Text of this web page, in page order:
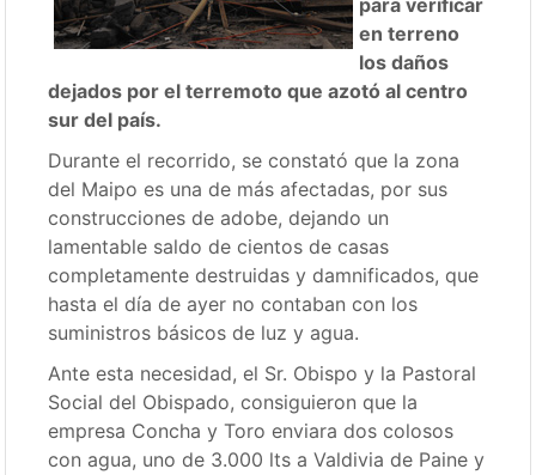
para verificar
en terreno
los daños
dejados por el terremoto que azotó al centro
sur del país.
Durante el recorrido, se constató que la zona
del Maipo es una de más afectadas, por sus
construcciones de adobe, dejando un
lamentable saldo de cientos de casas
completamente destruidas y damnificados, que
hasta el día de ayer no contaban con los
suministros básicos de luz y agua.
Ante esta necesidad, el Sr. Obispo y la Pastoral
Social del Obispado, consiguieron que la
empresa Concha y Toro enviara dos colosos
con agua, uno de 3.000 lts a Valdivia de Paine y